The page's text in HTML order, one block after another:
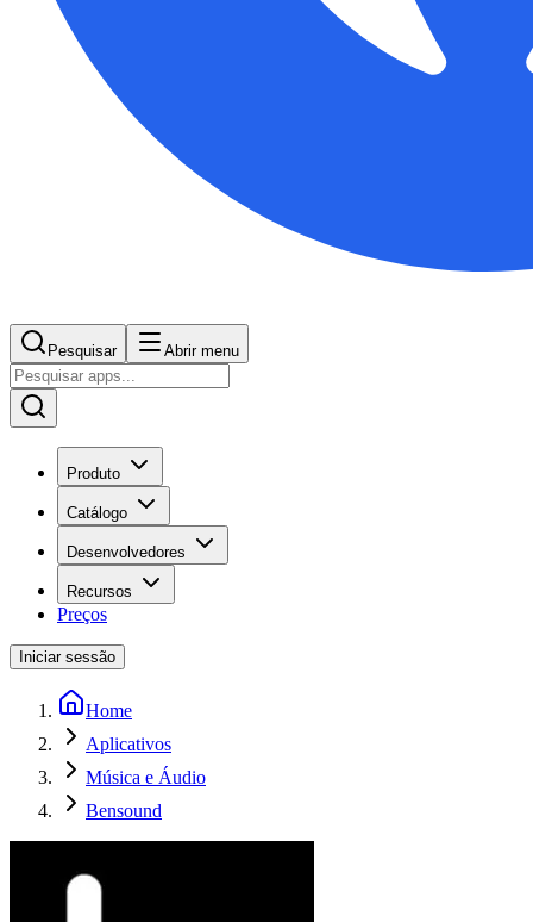
Pesquisar Abrir menu
Produto
Catálogo
Desenvolvedores
Recursos
Preços
Iniciar sessão
Home
Aplicativos
Música e Áudio
Bensound